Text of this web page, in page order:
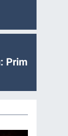
Prim